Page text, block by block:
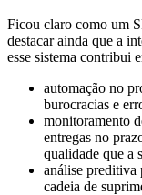
Ficou claro como um
destacar ainda que a
esse sistema contribui
automação no
burocracias e
monitoramento
entregas no
qualidade que a
análise preditiva
cadeia de